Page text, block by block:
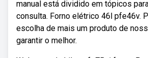
manual está dividido em tópicos
consulta. Forno elétrico 46l pfe46v.
escolha de mais um produto de
garantir o melhor.